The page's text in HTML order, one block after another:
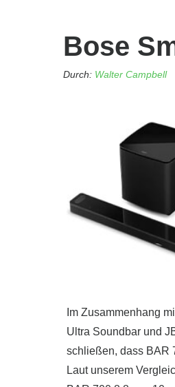
Bose
Durch: Walter Campbell
Im Zusammenhang
Ultra Soundbar und
schließen, dass BAR
Laut unserem